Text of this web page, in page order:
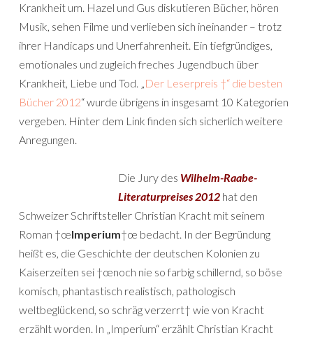
Krankheit um. Hazel und Gus diskutieren Bücher, hören
Musik, sehen Filme und verlieben sich ineinander – trotz
ihrer Handicaps und Unerfahrenheit. Ein tiefgründiges,
emotionales und zugleich freches Jugendbuch über
Krankheit, Liebe und Tod. „Der Leserpreis †“ die besten
Bücher 2012“ wurde übrigens in insgesamt 10 Kategorien
vergeben. Hinter dem Link finden sich sicherlich weitere
Anregungen.
Die Jury des Wilhelm-Raabe-
Literaturpreises 2012 hat den
Schweizer Schriftsteller Christian Kracht mit seinem
Roman †œImperium†œ bedacht. In der Begründung
heißt es, die Geschichte der deutschen Kolonien zu
Kaiserzeiten sei †œnoch nie so farbig schillernd, so böse
komisch, phantastisch realistisch, pathologisch
weltbeglückend, so schräg verzerrt† wie von Kracht
erzählt worden. In „Imperium“ erzählt Christian Kracht